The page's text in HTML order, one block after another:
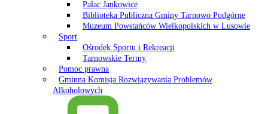
Pałac Jankowice
Biblioteka Publiczna Gminy Tarnowo Podgórne
Muzeum Powstańców Wielkopolskich w Lusowie
Sport
Ośrodek Sportu i Rekreacji
Tarnowskie Termy
Pomoc prawna
Gminna Komisja Rozwiązywania Problemów
Alkoholowych